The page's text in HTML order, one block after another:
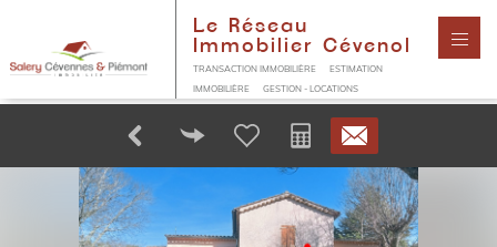
Le Réseau
Immobilier Cévenol
TRANSACTION IMMOBILIÈRE
ESTIMATION
IMMOBILIÈRE
GESTION - LOCATIONS